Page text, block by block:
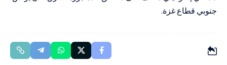
جنوبي قطاع غزة.